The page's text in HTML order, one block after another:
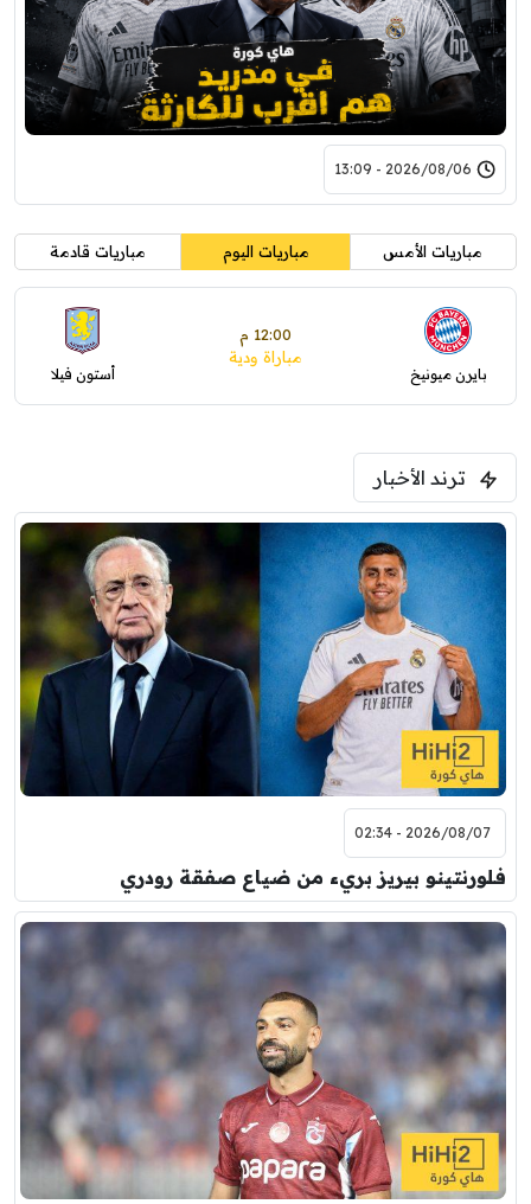
2026/08/06 - 13:09
مباريات الأمس مباريات اليوم مباريات قادمة
بايرن ميونيخ
12:00 م
مباراة ودية
أستون فيلا
ترند الأخبار
2026/08/07 - 02:34
فلورنتينو بيريز بريء من ضياع صفقة رودري